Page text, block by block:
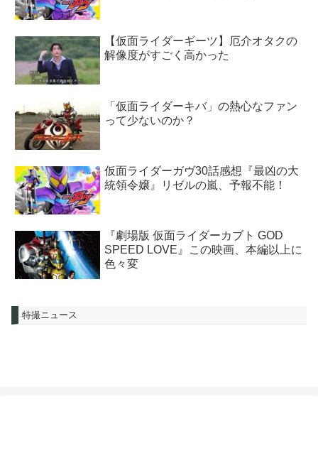
【仮面ライダーギーツ】厄介オタクの
解像度がすごく高かった
「仮面ライダーキバ」の熱心なファン
って少ないのか？
仮面ライダーガヴ30話感想『最凶の大
統領令嬢』リゼルの嵐、予報不能！
『劇場版 仮面ライダーカブト GOD
SPEED LOVE』この映画、本編以上に
色々変
特撮ニュース